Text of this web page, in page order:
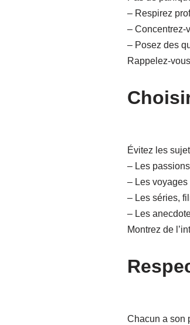
– Respirez
– Concentrez-
– Posez des
Rappelez-
Évitez les
– Les
– Les voyages
– Les séries,
– Les
Montrez de
Chacun a son